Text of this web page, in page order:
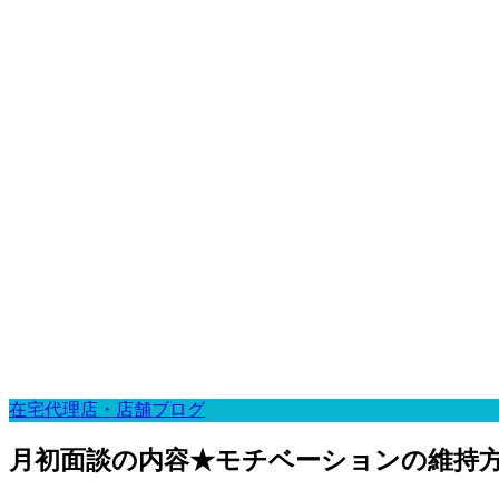
在宅代理店・店舗ブログ
月初面談の内容★モチベーションの維持